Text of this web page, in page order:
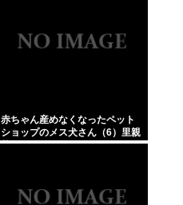
赤ちゃん産めなくなったペット
ショップのメス犬さん（6）里親
募集されてしまうwww